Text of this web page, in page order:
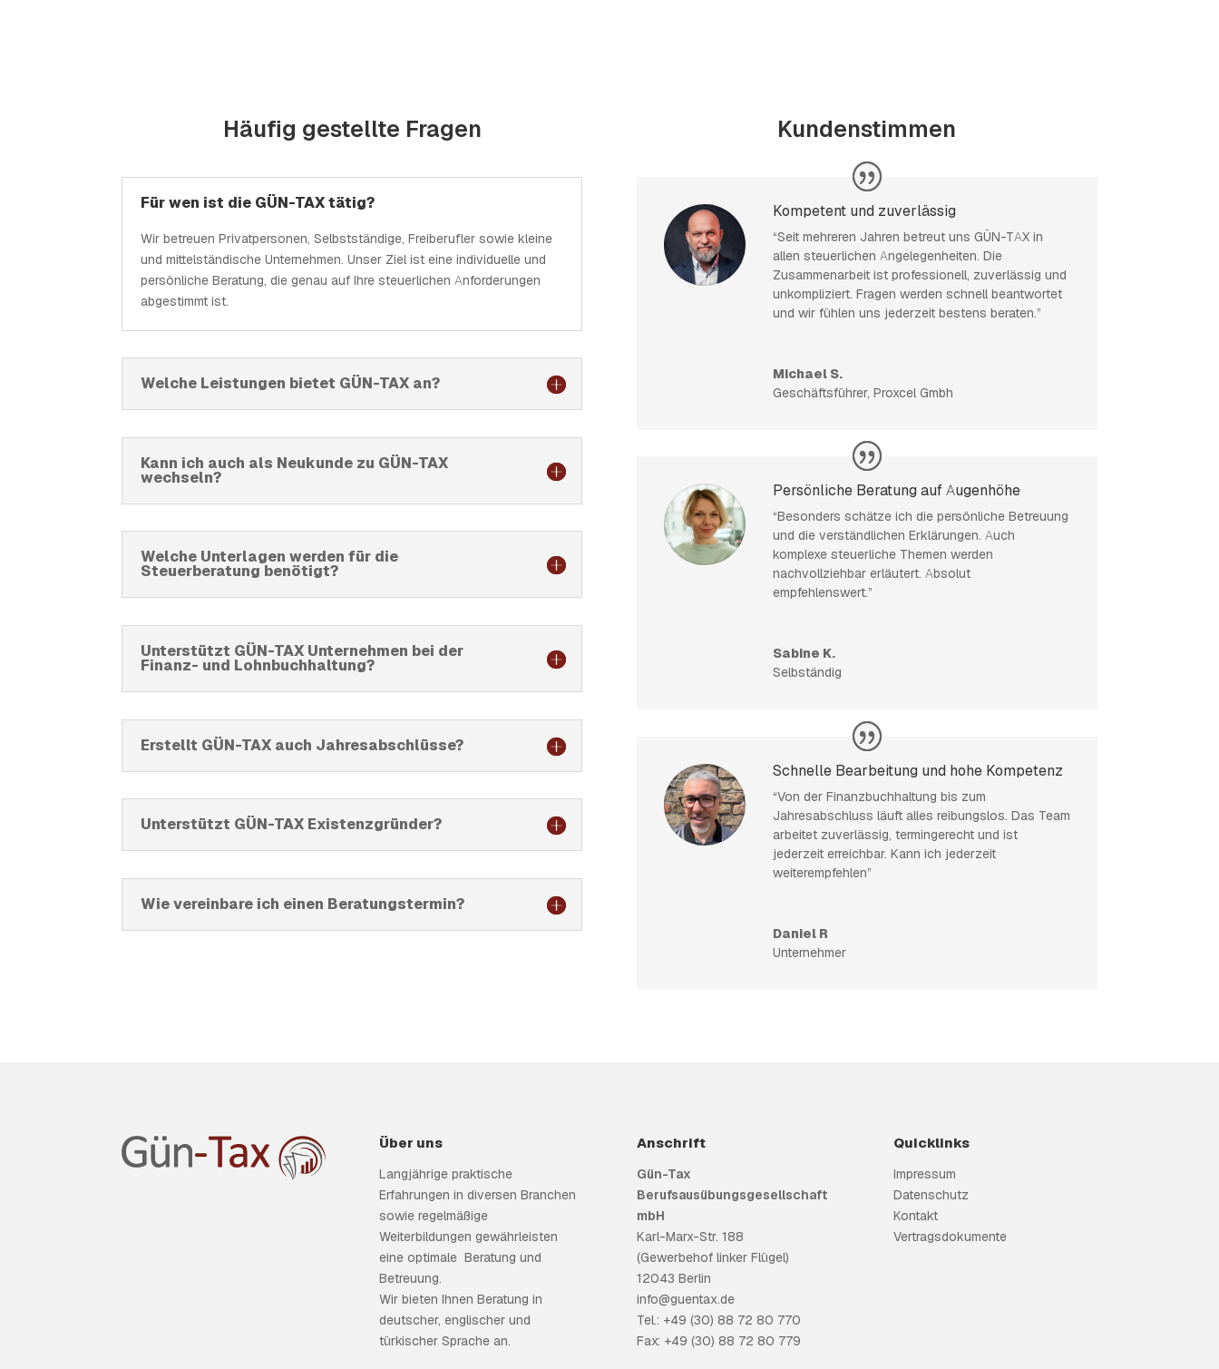
Häufig gestellte Fragen
Für wen ist die GÜN-TAX tätig?
Wir betreuen Privatpersonen, Selbstständige, Freiberufler sowie kleine
und mittelständische Unternehmen. Unser Ziel ist eine individuelle und
persönliche Beratung, die genau auf Ihre steuerlichen Anforderungen
abgestimmt ist.
Welche Leistungen bietet GÜN-TAX an?
Kann ich auch als Neukunde zu GÜN-TAX
wechseln?
Welche Unterlagen werden für die
Steuerberatung benötigt?
Unterstützt GÜN-TAX Unternehmen bei der
Finanz- und Lohnbuchhaltung?
Erstellt GÜN-TAX auch Jahresabschlüsse?
Unterstützt GÜN-TAX Existenzgründer?
Wie vereinbare ich einen Beratungstermin?
Kundenstimmen
Kompetent und zuverlässig
“Seit mehreren Jahren betreut uns GÜN-TAX in
allen steuerlichen Angelegenheiten. Die
Zusammenarbeit ist professionell, zuverlässig und
unkompliziert. Fragen werden schnell beantwortet
und wir fühlen uns jederzeit bestens beraten.”
Michael S.
Geschäftsführer, Proxcel Gmbh
Persönliche Beratung auf Augenhöhe
“Besonders schätze ich die persönliche Betreuung
und die verständlichen Erklärungen. Auch
komplexe steuerliche Themen werden
nachvollziehbar erläutert. Absolut
empfehlenswert.”
Sabine K.
Selbständig
Schnelle Bearbeitung und hohe Kompetenz
“Von der Finanzbuchhaltung bis zum
Jahresabschluss läuft alles reibungslos. Das Team
arbeitet zuverlässig, termingerecht und ist
jederzeit erreichbar. Kann ich jederzeit
weiterempfehlen”
Daniel R
Unternehmer
Über uns
Langjährige praktische
Erfahrungen in diversen Branchen
sowie regelmäßige
Weiterbildungen gewährleisten
eine optimale Beratung und
Betreuung.
Wir bieten Ihnen Beratung in
deutscher, englischer und
türkischer Sprache an.
Anschrift
Gün-Tax
Berufsausübungsgesellschaft
mbH
Karl-Marx-Str. 188
(Gewerbehof linker Flügel)
12043 Berlin
info@guentax.de
Tel.: +49 (30) 88 72 80 770
Fax: +49 (30) 88 72 80 779
Quicklinks
Impressum
Datenschutz
Kontakt
Vertragsdokumente